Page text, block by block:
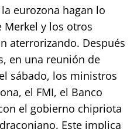
eurozona hagan lo
y los otros
aterrorizando. Después
en una reunión de
sábado, los ministros
el FMI, el Banco
el gobierno chipriota
Este implica